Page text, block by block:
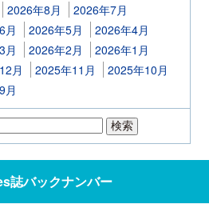
2026年8月
2026年7月
月
2026年5月
2026年4月
月
2026年2月
2026年1月
月
2025年11月
2025年10月
月
誌バックナンバー